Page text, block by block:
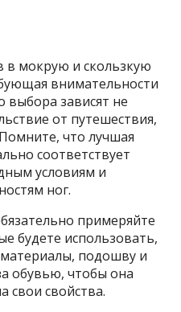
в мокрую и скользкую
внимательности
выбора зависят не
от путешествия,
что лучшая
соответствует
условиям и
ног.
примеряйте
будете использовать,
подошву и
обувью, чтобы она
свои свойства.